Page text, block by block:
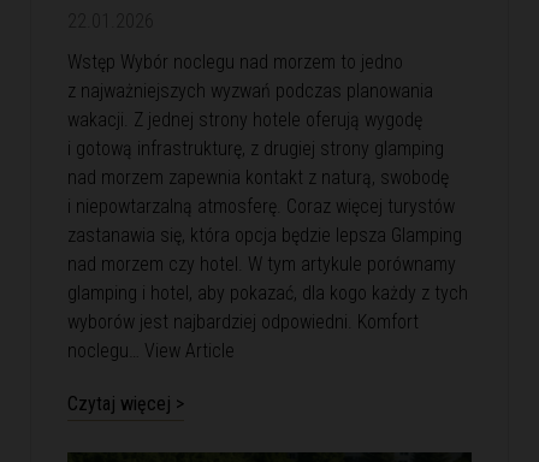
Wstęp Wybór noclegu nad morzem to jedno
z najważniejszych wyzwań podczas planowania
wakacji. Z jednej strony hotele oferują wygodę
i gotową infrastrukturę, z drugiej strony glamping
nad morzem zapewnia kontakt z naturą, swobodę
i niepowtarzalną atmosferę. Coraz więcej turystów
zastanawia się, która opcja będzie lepsza Glamping
nad morzem czy hotel. W tym artykule porównamy
glamping i hotel, aby pokazać, dla kogo każdy z tych
wyborów jest najbardziej odpowiedni. Komfort
noclegu… View Article
Czytaj więcej >